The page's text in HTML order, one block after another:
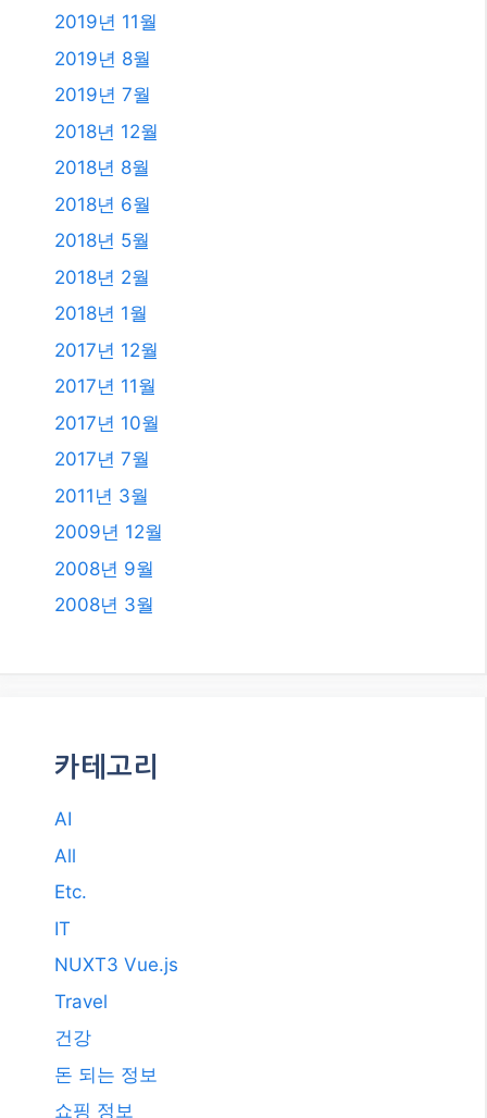
2019년 11월
2019년 8월
2019년 7월
2018년 12월
2018년 8월
2018년 6월
2018년 5월
2018년 2월
2018년 1월
2017년 12월
2017년 11월
2017년 10월
2017년 7월
2011년 3월
2009년 12월
2008년 9월
2008년 3월
카테고리
AI
All
Etc.
IT
NUXT3 Vue.js
Travel
건강
돈 되는 정보
쇼핑 정보